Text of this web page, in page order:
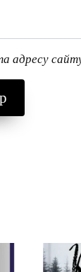
адресу